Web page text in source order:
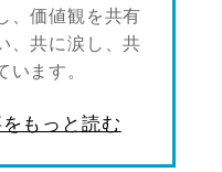
、価値観を共有
、共に涙し、共
います。
もっと読む